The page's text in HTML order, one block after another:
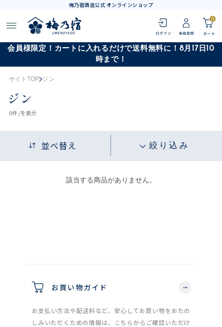
梅乃宿酒造公式 オンラインショップ
0
会員様限定！カートに入れるだけで送料無料に！8月17日10
時まで！
サイトTOP ジン
ジン
0件 /を表示
並べ替え 絞り込み
該当する商品がありません。
お買い物ガイド
お支払い方法や配送料など、安心してお買い物をおたの
しみいただくための情報は、こちらからご確認いただけ